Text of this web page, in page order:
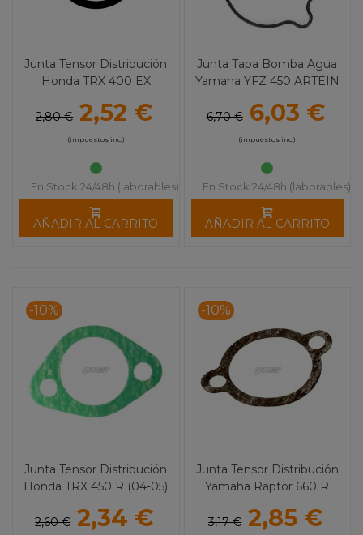
Junta Tensor Distribución
Honda TRX 400 EX
2,80 € 2,52 €
(impuestos inc.)
En Stock 24/48h (laborables)
AÑADIR AL CARRITO
Junta Tapa Bomba Agua
Yamaha YFZ 450 ARTEIN
6,70 € 6,03 €
(impuestos inc.)
En Stock 24/48h (laborables)
AÑADIR AL CARRITO
-10%
Junta Tensor Distribución
Honda TRX 450 R (04-05)
2,60 € 2,34 €
-10%
Junta Tensor Distribución
Yamaha Raptor 660 R
3,17 € 2,85 €